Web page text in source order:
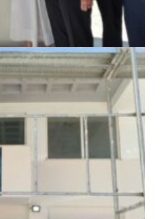
Κουβαρά φέρει
Πρίφτης»